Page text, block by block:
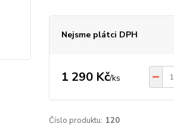
Nejsme plátci DPH
1 290 Kč/ks
Číslo produktu: 120